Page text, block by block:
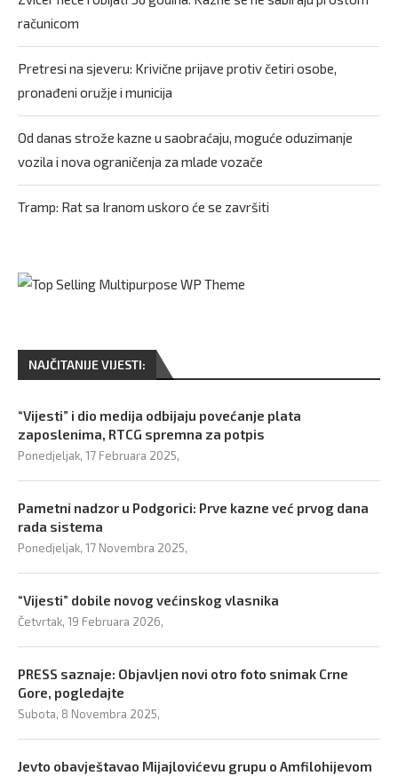
računicom
Pretresi na sjeveru: Krivične prijave protiv četiri osobe,
pronađeni oružje i municija
Od danas strože kazne u saobraćaju, moguće oduzimanje
vozila i nova ograničenja za mlade vozače
Tramp: Rat sa Iranom uskoro će se završiti
NAJČITANIJE VIJESTI:
“Vijesti” i dio medija odbijaju povećanje plata
zaposlenima, RTCG spremna za potpis
Ponedjeljak, 17 Februara 2025,
Pametni nadzor u Podgorici: Prve kazne već prvog dana
rada sistema
Ponedjeljak, 17 Novembra 2025,
“Vijesti” dobile novog većinskog vlasnika
Četvrtak, 19 Februara 2026,
PRESS saznaje: Objavljen novi otro foto snimak Crne
Gore, pogledajte
Subota, 8 Novembra 2025,
Jevto obavještavao Mijajlovićevu grupu o Amfilohijevom